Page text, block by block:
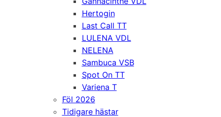
Hertogin
Last Call TT
LULENA VDL
NELENA
Sambuca VSB
Spot On TT
Variena T
Föl 2026
Tidigare hästar